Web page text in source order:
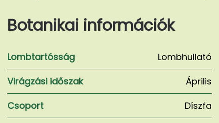
Botanikai információk
Lombtartósság
Lombhullató
Virágzási időszak
Április
Csoport
Díszfa